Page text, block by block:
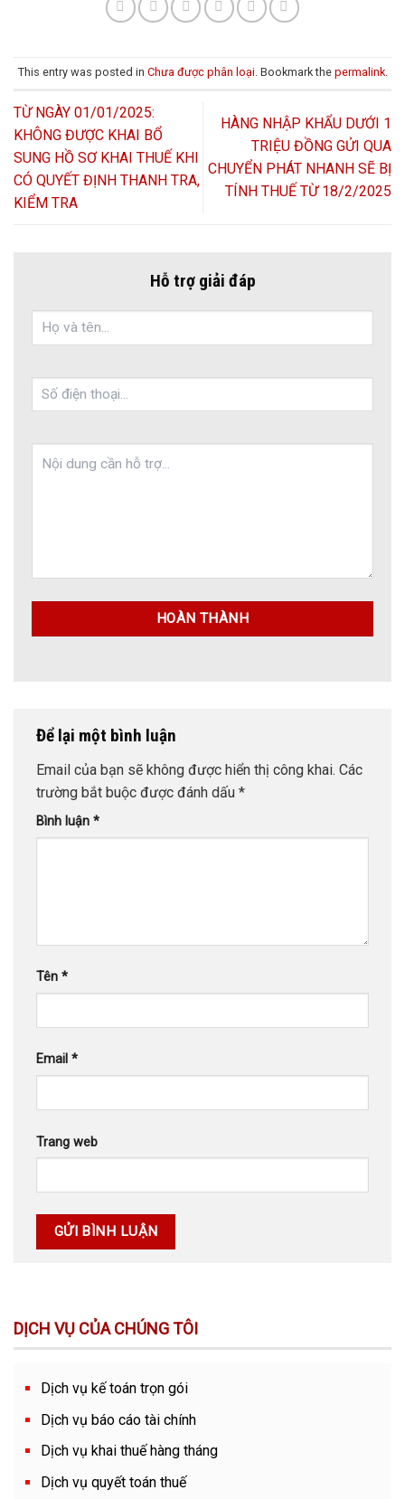
This entry was posted in Chưa được phân loại. Bookmark the permalink.
TỪ NGÀY 01/01/2025:
KHÔNG ĐƯỢC KHAI BỔ
SUNG HỒ SƠ KHAI THUẾ KHI
CÓ QUYẾT ĐỊNH THANH TRA,
KIỂM TRA
HÀNG NHẬP KHẨU DƯỚI 1
TRIỆU ĐỒNG GỬI QUA
CHUYỂN PHÁT NHANH SẼ BỊ
TÍNH THUẾ TỪ 18/2/2025
Hỗ trợ giải đáp
Để lại một bình luận
Email của bạn sẽ không được hiển thị công khai. Các
trường bắt buộc được đánh dấu *
Bình luận *
Tên *
Email *
Trang web
DỊCH VỤ CỦA CHÚNG TÔI
Dịch vụ kế toán trọn gói
Dịch vụ báo cáo tài chính
Dịch vụ khai thuế hàng tháng
Dịch vụ quyết toán thuế